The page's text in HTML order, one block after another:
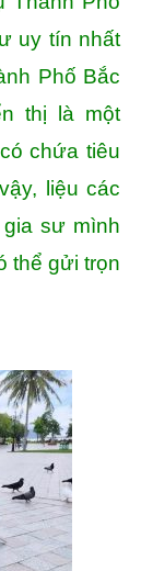
uy tín nhất
Phố Bắc
thị là một
chứa tiêu
liệu các
sư mình
thể gửi trọn